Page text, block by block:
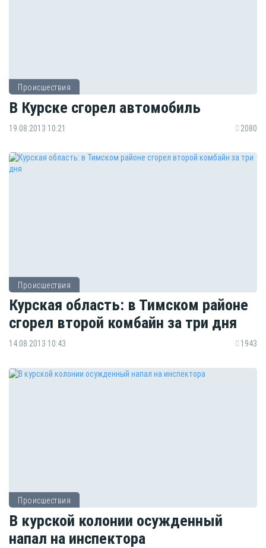
Происшествия
В Курске сгорел автомобиль
19.08.2013 10:21 2080
Происшествия
Курская область: в Тимском районе
сгорел второй комбайн за три дня
14.08.2013 10:43 1943
Происшествия
В курской колонии осужденный
напал на инспектора